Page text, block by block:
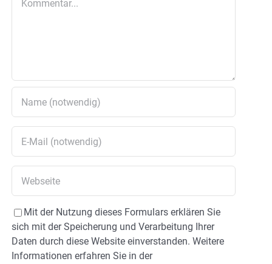
Mit der Nutzung dieses Formulars erklären Sie
sich mit der Speicherung und Verarbeitung Ihrer
Daten durch diese Website einverstanden. Weitere
Informationen erfahren Sie in der